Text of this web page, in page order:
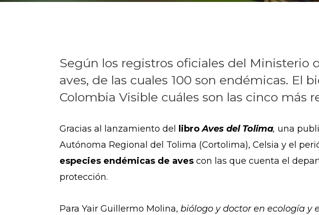
Según los registros oficiales del Ministerio
aves, de las cuales 100 son endémicas. El
Colombia Visible cuáles son las cinco más
Gracias al lanzamiento del libroAves del Tolima, una
Autónoma Regional del Tolima (Cortolima), Celsia y el
especies endémicas de aves con las que cuenta el
protección.
Para Yair Guillermo Molina, biólogo y doctor en ecología y